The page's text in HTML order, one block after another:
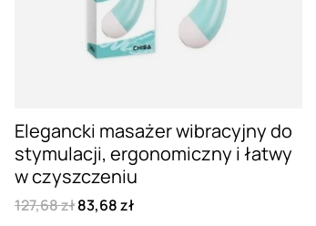
Elegancki masażer wibracyjny do
stymulacji, ergonomiczny i łatwy
w czyszczeniu
127,68 zł83,68 zł